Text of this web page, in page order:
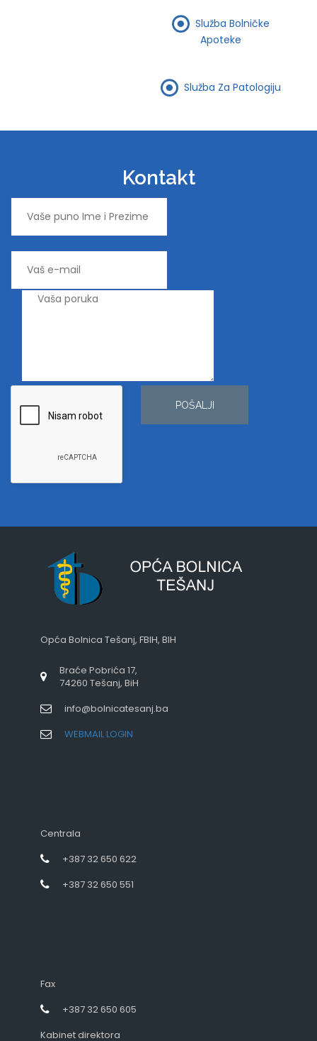
Služba Bolničke
Apoteke
Služba Za Patologiju
Kontakt
POŠALJI
Opća Bolnica Tešanj, FBIH, BIH
Braće Pobrića 17,
74260 Tešanj, BiH
info@bolnicatesanj.ba
WEBMAIL LOGIN
Centrala
+387 32 650 622
+387 32 650 551
Fax
+387 32 650 605
Kabinet direktora